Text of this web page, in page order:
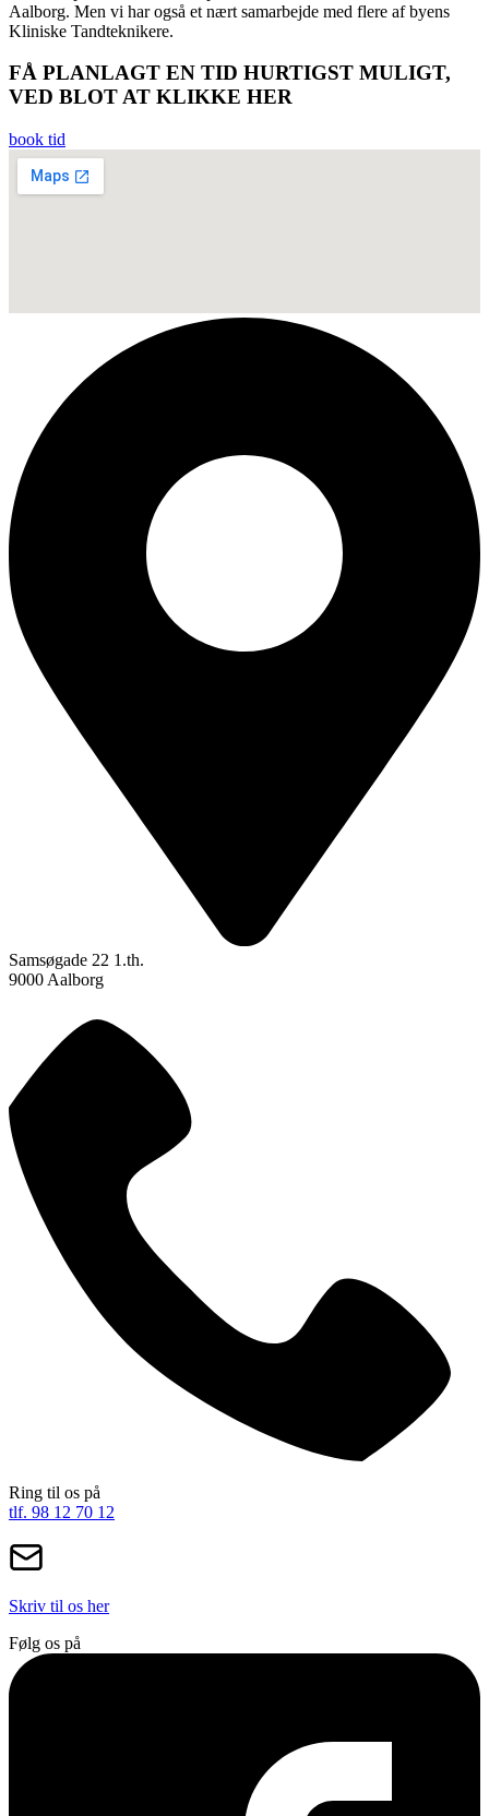
Aalborg. Men vi har også et nært samarbejde med flere af byens
Kliniske Tandteknikere.
FÅ PLANLAGT EN TID HURTIGST MULIGT,
VED BLOT AT KLIKKE HER
book tid
Samsøgade 22 1.th.
9000 Aalborg
Ring til os på
tlf. 98 12 70 12
Skriv til os her
Følg os på